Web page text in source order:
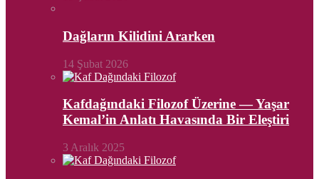
Dağların Kilidini Ararken
14 Şubat 2026
Kafdağındaki Filozof Üzerine — Yaşar
Kemal’in Anlatı Havasında Bir Eleştiri
3 Aralık 2025